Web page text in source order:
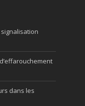
dans les